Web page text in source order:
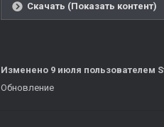
Скачать (Показать контент)
Изменено 9 июля пользователем
Обновление